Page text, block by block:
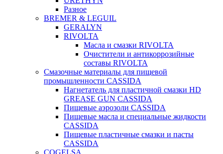
Разное
BREMER & LEGUIL
GERALYN
RIVOLTA
Масла и смазки RIVOLTA
Очистители и антикоррозийные
составы RIVOLTA
Смазочные материалы для пищевой
промышленности CASSIDA
Нагнетатель для пластичной смазки HD
GREASE GUN CASSIDA
Пищевые аэрозоли CASSIDA
Пищевые масла и специальные жидкости
CASSIDA
Пищевые пластичные смазки и пасты
CASSIDA
COGELSA